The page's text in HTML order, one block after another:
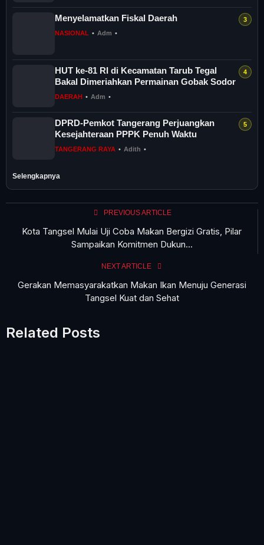
Menyelamatkan Fiskal Daerah
NASIONAL • Adm •
HUT ke-81 RI di Kecamatan Tarub Tegal
Bakal Dimeriahkan Permainan Gobak Sodor
DAERAH • Adm •
DPRD-Pemkot Tangerang Perjuangkan
Kesejahteraan PPPK Penuh Waktu
TANGERANG RAYA • Adith •
Selengkapnya
PREVIOUS ARTICLE
Kota Tangsel Mulai Uji Coba Makan Bergizi Gratis, Pilar
Sampaikan Komitmen Dukun...
NEXT ARTICLE
Gerakan Memasyarakatkan Makan Ikan Menuju Generasi
Tangsel Kuat dan Sehat
Related Posts